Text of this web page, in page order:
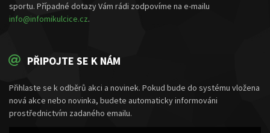
sportu. Případné dotazy Vám rádi zodpovíme na e-mailu
info@infomikulcice.cz.
PŘIPOJTE SE K NÁM
Přihlaste se k odběrů akci a novinek. Pokud bude do systému vložena
nová akce nebo novinka, budete automaticky informováni
prostřednictvím zadaného emailu.